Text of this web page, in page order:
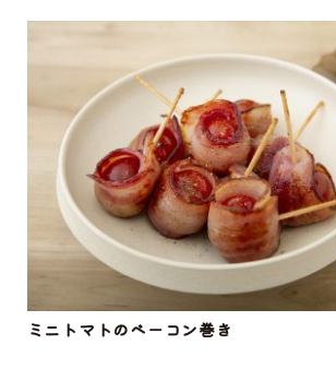
ミニトマトのベーコン巻き